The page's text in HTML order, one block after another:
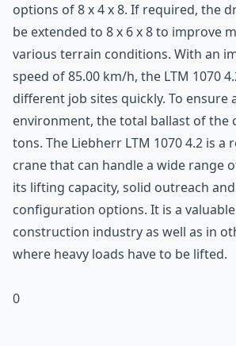
options of 8 x 4 x 8. If required, the
be extended to 8 x 6 x 8 to improve
various terrain conditions. With an
speed of 85.00 km/h, the LTM 1070
different job sites quickly. To ensure
environment, the total ballast of the
tons. The Liebherr LTM 1070 4.2 is a
cranethat can handle a wide range
its lifting capacity, solid outreach
configuration options. It is a
construction industry as well as in
where heavy loads have to be lifted.
0